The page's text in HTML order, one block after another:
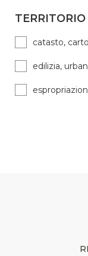
TERRITORIO
catasto,
edilizia,